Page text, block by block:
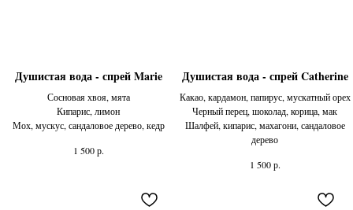
Душистая вода - спрей Marie
Сосновая хвоя, мята
Кипарис, лимон
Мох, мускус, сандаловое дерево, кедр
1 500 р.
Душистая вода - спрей Catherine
Какао, кардамон, папирус, мускатный орех
Черный перец, шоколад, корица, мак
Шалфей, кипарис, махагони, сандаловое
дерево
1 500 р.